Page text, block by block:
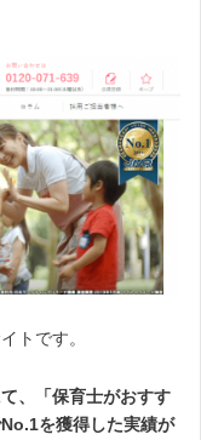
トです。
、「保育士がおすす
を獲得した実績が